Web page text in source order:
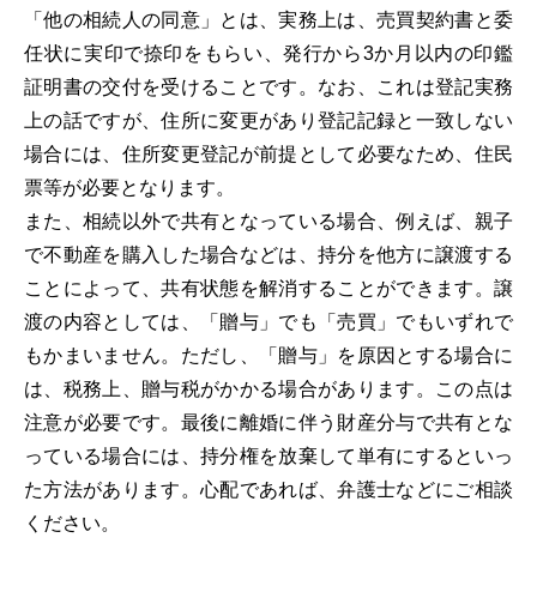
「他の相続人の同意」とは、実務上は、売買契約書と委
任状に実印で捺印をもらい、発行から3か月以内の印鑑
証明書の交付を受けることです。なお、これは登記実務
上の話ですが、住所に変更があり登記記録と一致しない
場合には、住所変更登記が前提として必要なため、住民
票等が必要となります。
また、相続以外で共有となっている場合、例えば、親子
で不動産を購入した場合などは、持分を他方に譲渡する
ことによって、共有状態を解消することができます。譲
渡の内容としては、「贈与」でも「売買」でもいずれで
もかまいません。ただし、「贈与」を原因とする場合に
は、税務上、贈与税がかかる場合があります。この点は
注意が必要です。最後に離婚に伴う財産分与で共有とな
っている場合には、持分権を放棄して単有にするといっ
た方法があります。心配であれば、弁護士などにご相談
ください。